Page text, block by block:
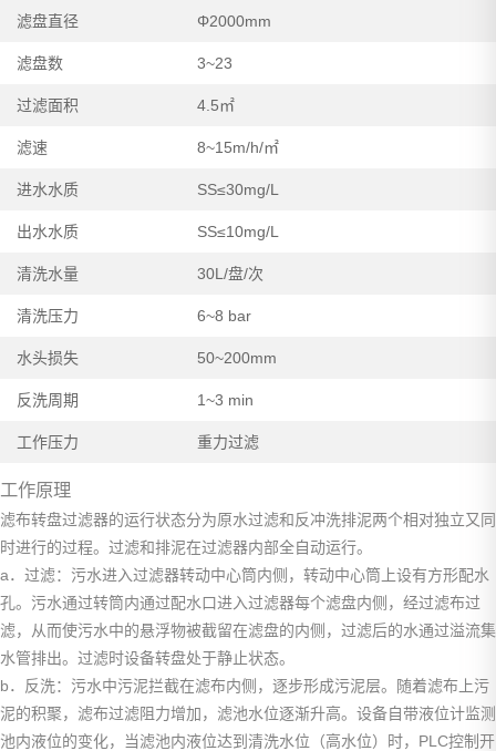
滤盘直径 Φ2000mm
滤盘数 3~23
过滤面积 4.5㎡
滤速 8~15m/h/㎡
进水水质 SS≤30mg/L
出水水质 SS≤10mg/L
清洗水量 30L/盘/次
清洗压力 6~8 bar
水头损失 50~200mm
反洗周期 1~3 min
工作压力 重力过滤
工作原理
滤布转盘过滤器的运行状态分为原水过滤和反冲洗排泥两个相对独立又同
时进行的过程。过滤和排泥在过滤器内部全自动运行。
a．过滤：污水进入过滤器转动中心筒内侧，转动中心筒上设有方形配水
孔。污水通过转筒内通过配水口进入过滤器每个滤盘内侧，经过滤布过
滤，从而使污水中的悬浮物被截留在滤盘的内侧，过滤后的水通过溢流集
水管排出。过滤时设备转盘处于静止状态。
b．反洗：污水中污泥拦截在滤布内侧，逐步形成污泥层。随着滤布上污
泥的积聚，滤布过滤阻力增加，滤池水位逐渐升高。设备自带液位计监测
池内液位的变化，当滤池内液位达到清洗水位（高水位）时，PLC控制开